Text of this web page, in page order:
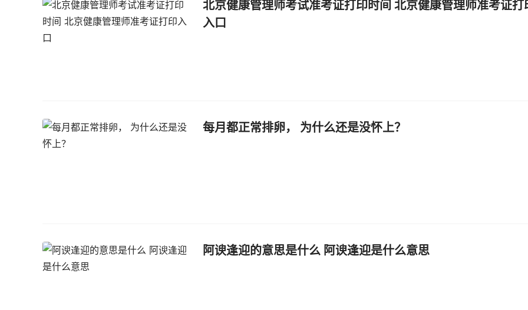
北京健康管理师考试准考证打印时间 北京健康管理师准考证打
入口
每月都正常排卵， 为什么还是没怀上？
阿谀逢迎的意思是什么 阿谀逢迎是什么意思